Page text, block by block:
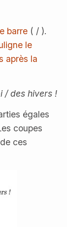
barre ( / ).
le
après la
/ des hivers !
égales
coupes
ces